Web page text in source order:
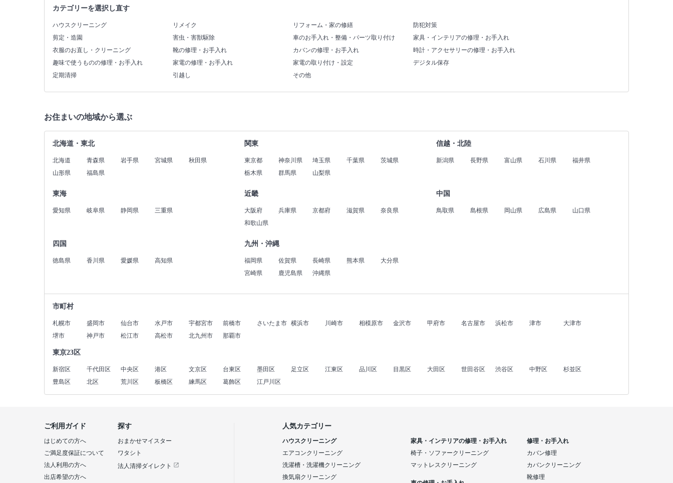
カテゴリーを選択し直す
ハウスクリーニング リメイク リフォーム・家の修繕
防犯対策
剪定・造園
害虫・害獣駆除 車のお手入れ・整備・パーツ取り付け
家具・インテリアの修理・お手入れ
衣服のお直し・クリーニング
靴の修理・お手入れ カバンの修理・お手入れ
時計・アクセサリーの修理・お手入れ
趣味で使うものの修理・お手入れ
家電の修理・お手入れ 家電の取り付け・設定
デジタル保存
定期清掃
引越し その他
お住まいの地域から選ぶ
北海道・東北
北海道 青森県 岩手県 宮城県
秋田県
山形県
福島県
関東
東京都 神奈川県 埼玉県 千葉県
茨城県
栃木県
群馬県 山梨県
信越・北陸
新潟県 長野県 富山県 石川県 福井県
東海
愛知県 岐阜県 静岡県 三重県
近畿
大阪府 兵庫県 京都府 滋賀県
奈良県
和歌山県
中国
鳥取県 島根県 岡山県 広島県 山口県
四国
徳島県 香川県 愛媛県 高知県
九州・沖縄
福岡県 佐賀県 長崎県 熊本県
大分県
宮崎県
鹿児島県 沖縄県
市町村
札幌市 盛岡市 仙台市 水戸市 宇都宮市 前橋市 さいたま市 横浜市 川崎市 相模原市 金沢市 甲府市 名古屋市 浜松市 津市
大津市
堺市
神戸市 松江市 高松市 北九州市 那覇市
東京23区
新宿区 千代田区 中央区 港区 文京区 台東区 墨田区 足立区 江東区 品川区 目黒区 大田区 世田谷区 渋谷区 中野区
杉並区
豊島区
北区 荒川区 板橋区 練馬区 葛飾区 江戸川区
探す
おまかせマイスター
ワタシト
法人清掃ダイレクト
ご利用ガイド
はじめての方へ
ご満足度保証について
法人利用の方へ
出店希望の方へ
人気カテゴリー
ハウスクリーニング
エアコンクリーニング
洗濯槽・洗濯機クリーニング
換気扇クリーニング
家具・インテリアの修理・お手入れ
椅子・ソファークリーニング
マットレスクリーニング
修理・お手入れ
カバン修理
カバンクリーニング
靴修理